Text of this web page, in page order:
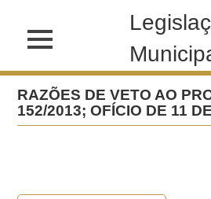
RAZÕES DE VETO AO
152/2013; OFÍCIO DE 11